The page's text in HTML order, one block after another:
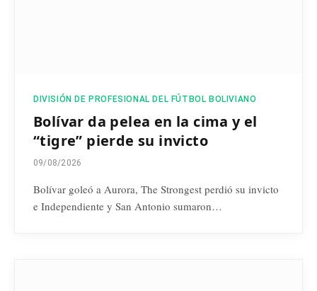
DIVISIÓN DE PROFESIONAL DEL FÚTBOL BOLIVIANO
Bolívar da pelea en la cima y el
“tigre” pierde su invicto
09/08/2026
Bolívar goleó a Aurora, The Strongest perdió su invicto
e Independiente y San Antonio sumaron…